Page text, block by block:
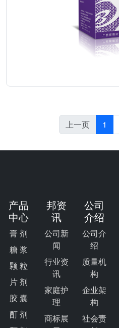
上一页 1
产品
中心
膏 剂
糖 浆
颗 粒
片 剂
胶 囊
酊 剂
邦资
讯
公司新
闻
行业资
讯
家庭护
理
商标展
公司
介绍
公司介
绍
质量机
构
企业架
构
社会责